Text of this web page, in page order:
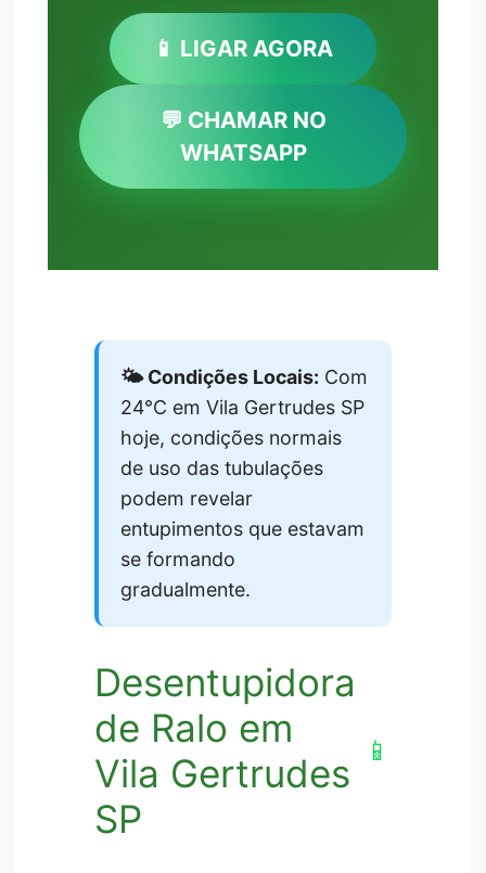
📱 LIGAR AGORA
💬 CHAMAR NO
WHATSAPP
🌤️ Condições Locais: Com
24°C em Vila Gertrudes SP
hoje, condições normais
de uso das tubulações
podem revelar
entupimentos que estavam
se formando
gradualmente.
Desentupidora
de Ralo em
Vila Gertrudes
SP
📱